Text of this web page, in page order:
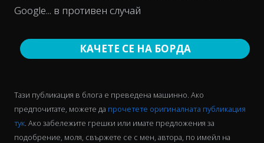
Google... в противен случай
КАЧЕТЕ СЕ НА БОРДА
Тази публикация в блога е преведена машинно. Ако
предпочитате, можете да прочетете оригиналната публикация
тук . Ако забележите грешки или имате предложения за
подобрение, моля, свържете се с мен, автора, по имейл на